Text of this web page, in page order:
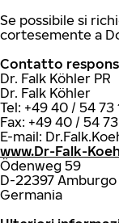
Se possibile si
cortesemente a
Contatto
Dr. Falk Köhler PR
Dr. Falk Köhler
Tel: +49 40 / 54 73
Fax: +49 40 / 54
E-mail:
www.Dr-Falk-
Ödenweg 59
D-22397 Amburgo
Germania